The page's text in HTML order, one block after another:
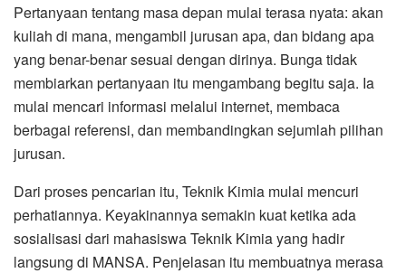
Pertanyaan tentang masa depan mulai terasa nyata: akan
kuliah di mana, mengambil jurusan apa, dan bidang apa
yang benar-benar sesuai dengan dirinya. Bunga tidak
membiarkan pertanyaan itu mengambang begitu saja. Ia
mulai mencari informasi melalui internet, membaca
berbagai referensi, dan membandingkan sejumlah pilihan
jurusan.
Dari proses pencarian itu, Teknik Kimia mulai mencuri
perhatiannya. Keyakinannya semakin kuat ketika ada
sosialisasi dari mahasiswa Teknik Kimia yang hadir
langsung di MANSA. Penjelasan itu membuatnya merasa